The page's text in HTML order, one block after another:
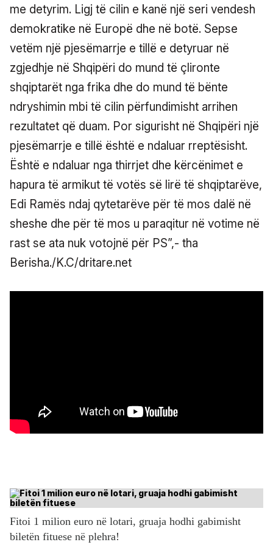
me detyrim. Ligj të cilin e kanë një seri vendesh
demokratike në Europë dhe në botë. Sepse
vetëm një pjesëmarrje e tillë e detyruar në
zgjedhje në Shqipëri do mund të çlironte
shqiptarët nga frika dhe do mund të bënte
ndryshimin mbi të cilin përfundimisht arrihen
rezultatet që duam. Por sigurisht në Shqipëri një
pjesëmarrje e tillë është e ndaluar rreptësisht.
Është e ndaluar nga thirrjet dhe kërcënimet e
hapura të armikut të votës së lirë të shqiptarëve,
Edi Ramës ndaj qytetarëve për të mos dalë në
sheshe dhe për të mos u paraqitur në votime në
rast se ata nuk votojnë për PS”,- tha
Berisha./K.C/dritare.net
Fitoi 1 milion euro në lotari, gruaja hodhi gabimisht
biletën fituese në plehra!